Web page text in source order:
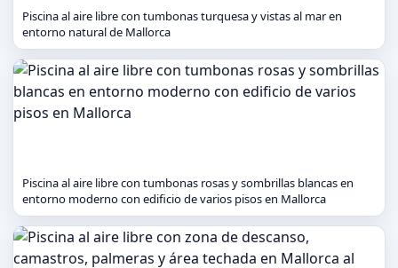
Piscina al aire libre con tumbonas turquesa y vistas al mar en
entorno natural de Mallorca
Piscina al aire libre con tumbonas rosas y sombrillas blancas en
entorno moderno con edificio de varios pisos en Mallorca